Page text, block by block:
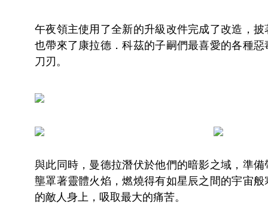
午夜領主使用了全新的升級改件完成了改造，
也帶來了康拉德．科茲的子嗣們最喜愛的各種
刀刃。
與此同時，曼德拉潛伏於他們的暗影之域，準
壟罩著靈體火焰，燃燒得有如星辰之間的宇宙
的敵人身上，吸取最大的痛苦。